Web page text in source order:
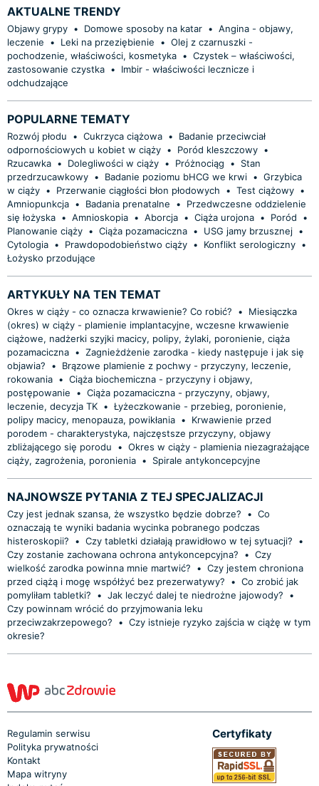
AKTUALNE TRENDY
Objawy grypy • Domowe sposoby na katar • Angina - objawy,
leczenie
• Leki na przeziębienie • Olej z czarnuszki -
pochodzenie, właściwości, kosmetyka • Czystek – właściwości,
zastosowanie czystka •
Imbir - właściwości lecznicze i
odchudzające
POPULARNE TEMATY
Rozwój płodu • Cukrzyca ciążowa •
Badanie przeciwciał
odpornościowych u kobiet w ciąży • Poród kleszczowy •
Rzucawka • Dolegliwości w ciąży • Próżnociąg •
Stan
przedrzucawkowy • Badanie poziomu bHCG we krwi • Grzybica
w ciąży • Przerwanie ciągłości błon płodowych • Test ciążowy •
Amniopunkcja • Badania prenatalne •
Przedwczesne oddzielenie
się łożyska • Amnioskopia • Aborcja • Ciąża urojona • Poród
•
Planowanie ciąży • Ciąża pozamaciczna • USG jamy brzusznej •
Cytologia • Prawdopodobieństwo ciąży • Konflikt serologiczny •
Łożysko przodujące
ARTYKUŁY NA TEN TEMAT
Okres w ciąży - co oznacza krwawienie? Co robić? •
Miesiączka
(okres) w ciąży - plamienie implantacyjne, wczesne krwawienie
ciążowe, nadżerki szyjki macicy, polipy, żylaki, poronienie, ciąża
pozamaciczna • Zagnieżdżenie zarodka - kiedy następuje i jak się
objawia?
•
Brązowe plamienie z pochwy - przyczyny, leczenie,
rokowania • Ciąża biochemiczna - przyczyny i objawy,
postępowanie
• Ciąża pozamaciczna - przyczyny, objawy,
leczenie, decyzja TK • Łyżeczkowanie - przebieg, poronienie,
polipy macicy, menopauza, powikłania •
Krwawienie przed
porodem - charakterystyka, najczęstsze przyczyny, objawy
zbliżającego się porodu
• Okres w ciąży - plamienia niezagrażające
ciąży, zagrożenia, poronienia • Spirale antykoncepcyjne
NAJNOWSZE PYTANIA Z TEJ SPECJALIZACJI
Czy jest jednak szansa, że wszystko będzie dobrze? • Co
oznaczają te wyniki badania wycinka pobranego podczas
histeroskopii?
• Czy tabletki działają prawidłowo w tej sytuacji?
•
Czy zostanie zachowana ochrona antykoncepcyjna?
• Czy
wielkość zarodka powinna mnie martwić?
• Czy jestem chroniona
przed ciążą i mogę współżyć bez prezerwatywy?
• Co zrobić jak
pomyliłam tabletki?
• Jak leczyć dalej te niedrożne jajowody?
•
Czy powinnam wrócić do przyjmowania leku
przeciwzakrzepowego?
• Czy istnieje ryzyko zajścia w ciążę w tym
okresie?
Regulamin serwisu
Polityka prywatności
Kontakt
Mapa witryny
Certyfikaty